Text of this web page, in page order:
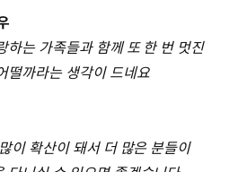
하는 가족들과 함께 또 한 번 멋진
떨까라는 생각이 드네요
이 확산이 돼서 더 많은 분들이